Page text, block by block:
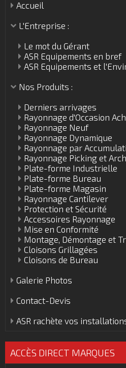
Accueil
L'Entreprise :
Le mot du Gérant
ASR Equipements en bref
ASR Equipements et
Nos Produits :
Derniers arrivages
Rayonnage d'Occasion
Rayonnage Neuf
Rayonnage Dynamique
Rayonnage par
Rayonnage Picking et
Plate-forme Industrielle
Plate-forme Bureau
Plate-forme Magasin
Rayonnage Cantilever
Protection et Sécurité
Accessoires Rayonnage
Mise en Conformité
Montage, Démontage et
Cloisons Grillagées
Cloisons de Bureau
Galerie Photos
Contact-Devis
ASR rachète vos
ACCÈS DIRECT MARQUES